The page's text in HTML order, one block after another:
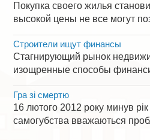
Покупка своего жилья
высокой цены не все могут
Строители ищут финансы
Стагнирующий рынок
изощренные способы
Гра зі смертю
16 лютого 2012 року минув
самогубства вважаються